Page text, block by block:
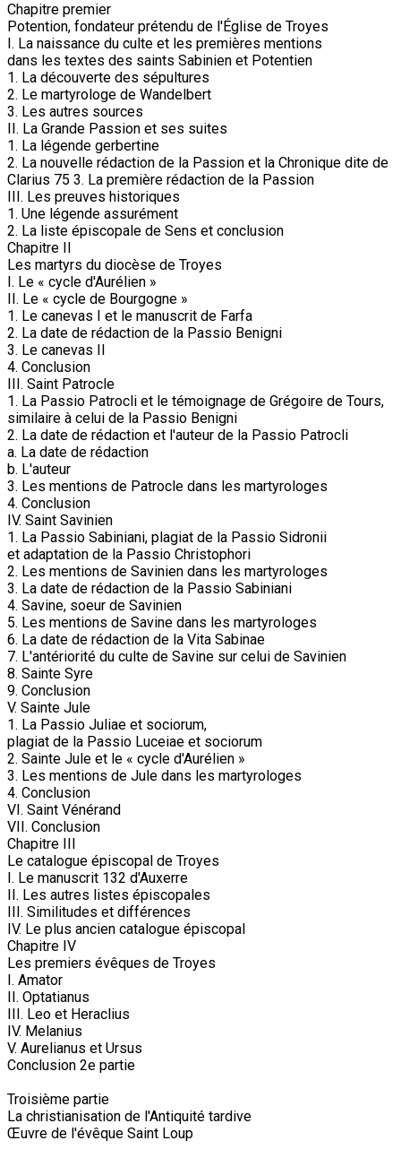
Chapitre premier
Potention, fondateur prétendu de l'Église de Troyes
I. La naissance du culte et les premières mentions
dans les textes des saints Sabinien et Potentien
1. La découverte des sépultures
2. Le martyrologe de Wandelbert
3. Les autres sources
II. La Grande Passion et ses suites
1. La légende gerbertine
2. La nouvelle rédaction de la Passion et la Chronique dite de
Clarius 75 3. La première rédaction de la Passion
III. Les preuves historiques
1. Une légende assurément
2. La liste épiscopale de Sens et conclusion
Chapitre II
Les martyrs du diocèse de Troyes
I. Le « cycle d'Aurélien »
II. Le « cycle de Bourgogne »
1. Le canevas I et le manuscrit de Farfa
2. La date de rédaction de la Passio Benigni
3. Le canevas II
4. Conclusion
III. Saint Patrocle
1. La Passio Patrocli et le témoignage de Grégoire de Tours,
similaire à celui de la Passio Benigni
2. La date de rédaction et l'auteur de la Passio Patrocli
a. La date de rédaction
b. L'auteur
3. Les mentions de Patrocle dans les martyrologes
4. Conclusion
IV. Saint Savinien
1. La Passio Sabiniani, plagiat de la Passio Sidronii
et adaptation de la Passio Christophori
2. Les mentions de Savinien dans les martyrologes
3. La date de rédaction de la Passio Sabiniani
4. Savine, soeur de Savinien
5. Les mentions de Savine dans les martyrologes
6. La date de rédaction de la Vita Sabinae
7. L'antériorité du culte de Savine sur celui de Savinien
8. Sainte Syre
9. Conclusion
V. Sainte Jule
1. La Passio Juliae et sociorum,
plagiat de la Passio Luceiae et sociorum
2. Sainte Jule et le « cycle d'Aurélien »
3. Les mentions de Jule dans les martyrologes
4. Conclusion
VI. Saint Vénérand
VII. Conclusion
Chapitre III
Le catalogue épiscopal de Troyes
I. Le manuscrit 132 d'Auxerre
II. Les autres listes épiscopales
III. Similitudes et différences
IV. Le plus ancien catalogue épiscopal
Chapitre IV
Les premiers évêques de Troyes
I. Amator
II. Optatianus
III. Leo et Heraclius
IV. Melanius
V. Aurelianus et Ursus
Conclusion 2e partie
Troisième partie
La christianisation de l'Antiquité tardive
Œuvre de l'évêque Saint Loup